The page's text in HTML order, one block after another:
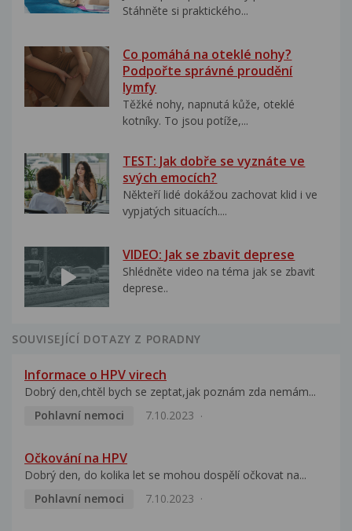
Stáhněte si praktického...
Co pomáhá na oteklé nohy?
Podpořte správné proudění
lymfy
Těžké nohy, napnutá kůže, oteklé
kotníky. To jsou potíže,...
TEST: Jak dobře se vyznáte ve
svých emocích?
Někteří lidé dokážou zachovat klid i ve
vypjatých situacích....
VIDEO: Jak se zbavit deprese
Shlédněte video na téma jak se zbavit
deprese..
SOUVISEJÍCÍ DOTAZY Z PORADNY
Informace o HPV virech
Dobrý den,chtěl bych se zeptat,jak poznám zda nemám...
Pohlavní nemoci
7.10.2023
Očkování na HPV
Dobrý den, do kolika let se mohou dospělí očkovat na...
Pohlavní nemoci
7.10.2023